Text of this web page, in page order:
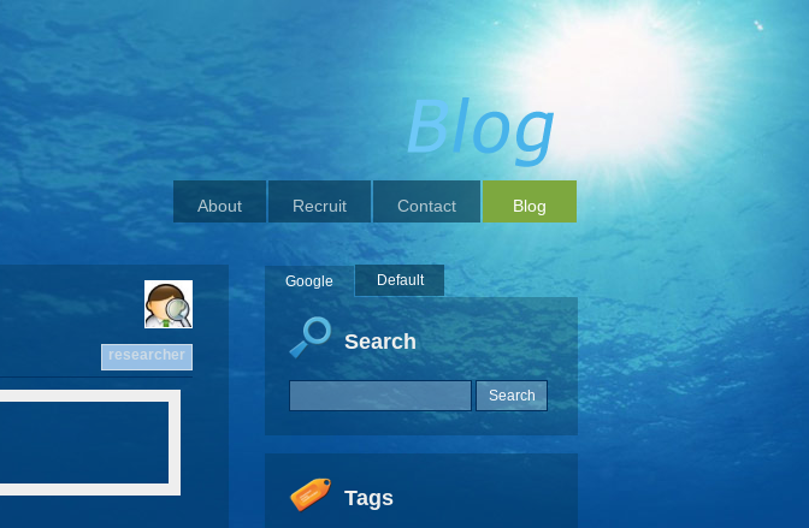
Blog
Contact
Recruit
About
researcher
Google Default
Search
Tags